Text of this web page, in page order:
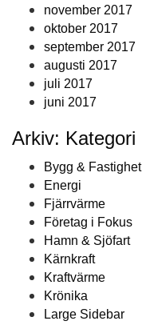
november 2017
oktober 2017
september 2017
augusti 2017
juli 2017
juni 2017
Arkiv: Kategori
Bygg & Fastighet
Energi
Fjärrvärme
Företag i Fokus
Hamn & Sjöfart
Kärnkraft
Kraftvärme
Krönika
Large Sidebar